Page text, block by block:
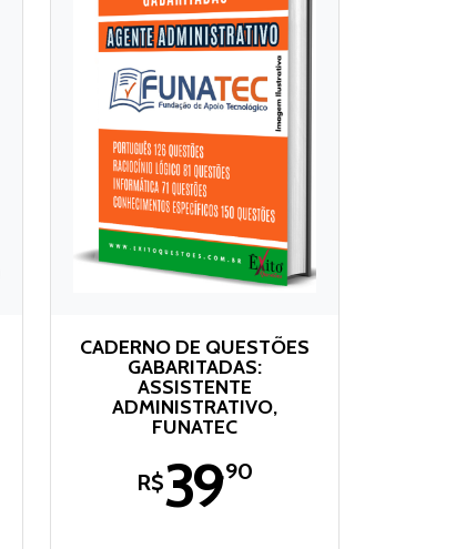
CADERNO DE QUESTÕES
GABARITADAS:
ASSISTENTE
ADMINISTRATIVO,
FUNATEC
R$39,90